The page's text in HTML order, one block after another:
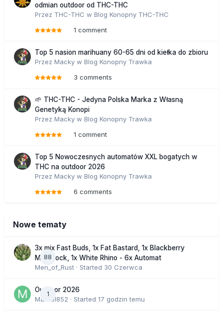
odmian outdoor od THC-THC
Przez THC-THC w Blog Konopny THC-THC
1 comment
Top 5 nasion marihuany 60-65 dni od kiełka do zbioru
Przez Macky w Blog Konopny Trawka
3 comments
🌱 THC-THC - Jedyna Polska Marka z Własną
Genetyką Konopi
Przez Macky w Blog Konopny Trawka
1 comment
Top 5 Nowoczesnych automatów XXL bogatych w
THC na outdoor 2026
Przez Macky w Blog Konopny Trawka
6 comments
Nowe tematy
88
3x mix Fast Buds, 1x Fat Bastard, 1x Blackberry
Moonrock, 1x White Rhino - 6x Automat
Men_of_Rust · Started 30 Czerwca
1
Outdoor 2026
Marcel852 · Started 17 godzin temu